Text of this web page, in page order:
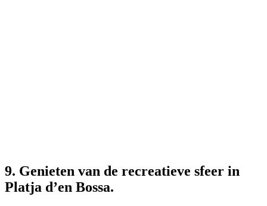
9. Genieten van de recreatieve sfeer in
Platja d’en Bossa.